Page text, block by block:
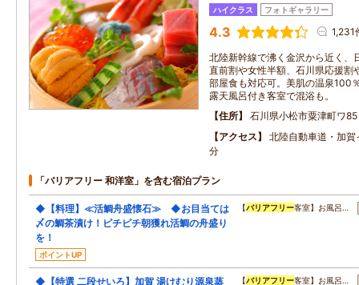
ハイクラス フォトギャラリー
4.3 1,231
北陸新幹線で沸く金沢から近く、
直前割や女性半額、石川県応援割
部屋食も対応可。美肌の温泉100
露天風呂付き客室で混浴も。
住所
石川県小松市粟津町ワ85
アクセス
北陸自動車道・加
分
「バリアフリー 和洋室」を含む宿泊プラン
◆【料理】≪活鯛舟盛懐石≫ ◆お目当ては
〆の鯛茶漬け！ピチピチ朝獲れ活鯛の舟盛り
を！
ポイントUP
【バリアフリー客室】お風呂…
◆【特選 二段せいろ】加賀 湯けむり源泉蒸
【バリアフリー客室】お風呂…